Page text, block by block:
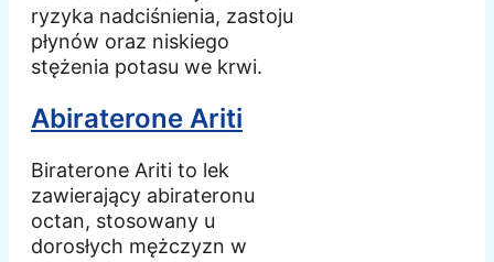
ryzyka nadciśnienia, zastoju
płynów oraz niskiego
stężenia potasu we krwi.
Abiraterone Ariti
Biraterone Ariti to lek
zawierający abirateronu
octan, stosowany u
dorosłych mężczyzn w